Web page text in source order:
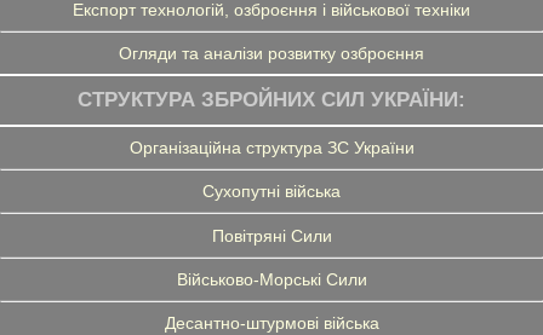
Експорт технологій, озброєння і військової техніки
Огляди та аналізи розвитку озброєння
СТРУКТУРА ЗБРОЙНИХ СИЛ УКРАЇНИ:
Організаційна структура ЗС України
Сухопутні війська
Повітряні Сили
Військово-Морські Сили
Десантно-штурмові війська